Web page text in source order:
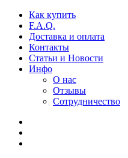
Как купить
F.A.Q.
Доставка и оплата
Контакты
Статьи и Новости
Инфо
О нас
Отзывы
Сотрудничество